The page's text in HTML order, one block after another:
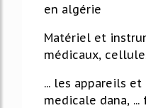
en algérie
Matériel et
médicaux,
... les appareils
medicale dana,